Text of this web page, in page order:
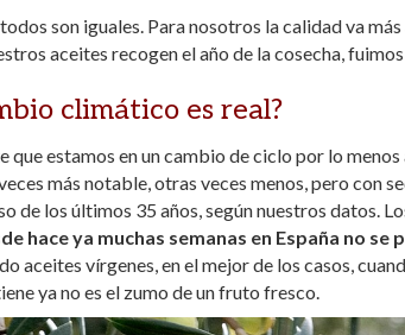
son iguales. Para nosotros la calidad va
aceites recogen el año de la cosecha,
climático es real?
que estamos en un cambio de ciclo por lo
más notable, otras veces menos, pero con
de los últimos 35 años, según nuestros datos.
hace ya muchas semanas en España no
aceites vírgenes, en el mejor de los casos,
ya no es el zumo de un fruto fresco.